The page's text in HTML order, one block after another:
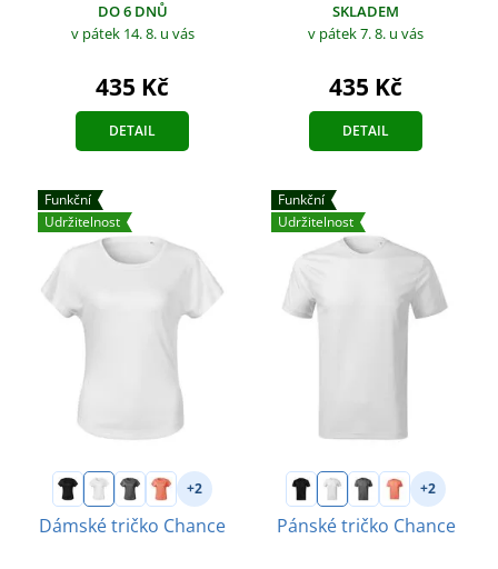
DO 6 DNŮ
v pátek 14. 8. u vás
435 Kč
DETAIL
SKLADEM
v pátek 7. 8. u vás
435 Kč
DETAIL
Funkční
Udržitelnost
+2
Dámské tričko Chance
Funkční
Udržitelnost
+2
Pánské tričko Chance